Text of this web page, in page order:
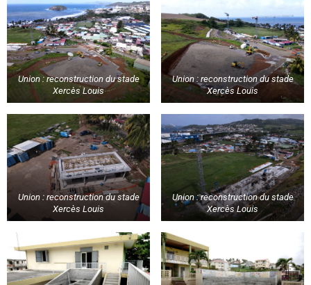
Union : reconstruction du stade
Xercès Louis
Union : reconstruction du stade
Xercès Louis
Union : reconstruction du stade
Xercès Louis
Union : reconstruction du stade
Xercès Louis